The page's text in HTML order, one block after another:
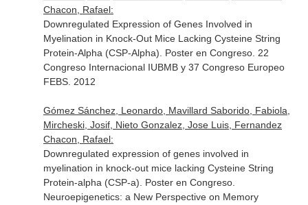
Chacon, Rafael:
Downregulated Expression of Genes Involved in
Myelination in Knock-Out Mice Lacking Cysteine String
Protein-Alpha (CSP-Alpha). Poster en Congreso. 22
Congreso Internacional IUBMB y 37 Congreso Europeo
FEBS. 2012
Gómez Sánchez, Leonardo, Mavillard Saborido, Fabiola,
Mircheski, Josif, Nieto Gonzalez, Jose Luis, Fernandez
Chacon, Rafael:
Downregulated expression of genes involved in
myelination in knock-out mice lacking Cysteine String
Protein-alpha (CSP-a). Poster en Congreso.
Neuroepigenetics: a New Perspective on Memory